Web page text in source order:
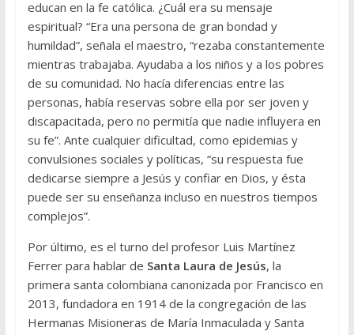
educan en la fe católica. ¿Cuál era su mensaje
espiritual? “Era una persona de gran bondad y
humildad”, señala el maestro, “rezaba constantemente
mientras trabajaba. Ayudaba a los niños y a los pobres
de su comunidad. No hacía diferencias entre las
personas, había reservas sobre ella por ser joven y
discapacitada, pero no permitía que nadie influyera en
su fe”. Ante cualquier dificultad, como epidemias y
convulsiones sociales y políticas, “su respuesta fue
dedicarse siempre a Jesús y confiar en Dios, y ésta
puede ser su enseñanza incluso en nuestros tiempos
complejos”.
Por último, es el turno del profesor Luis Martínez
Ferrer para hablar de Santa Laura de Jesús, la
primera santa colombiana canonizada por Francisco en
2013, fundadora en 1914 de la congregación de las
Hermanas Misioneras de María Inmaculada y Santa